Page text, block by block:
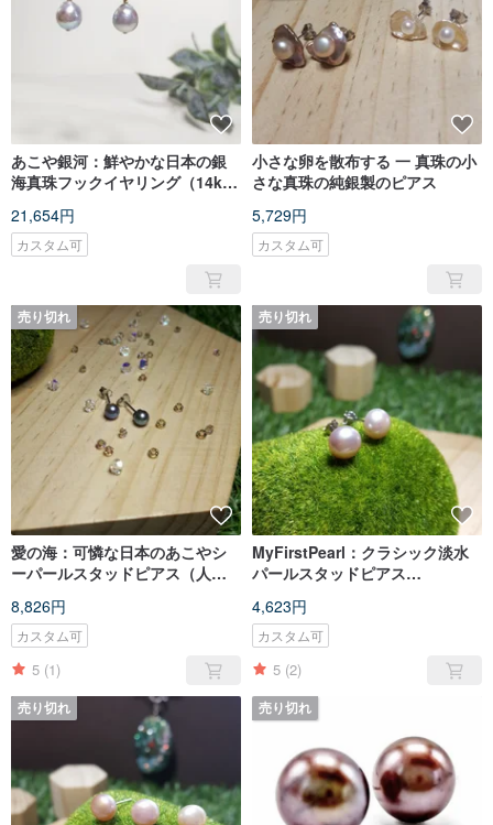
あこや銀河：鮮やかな日本の銀
海真珠フックイヤリング（14kgf
21,654円
カスタム可
小さな卵を散布する 一 真珠の小
さな真珠の純銀製のピアス
5,729円
カスタム可
売り切れ
愛の海：可憐な日本のあこやシ
ーパールスタッドピアス（人工
8,826円
カスタム可
5 (1)
売り切れ
MyFirstPearl：クラシック淡水
パールスタッドピアス
9mm）
4,623円
カスタム可
5 (2)
売り切れ 売り切れ